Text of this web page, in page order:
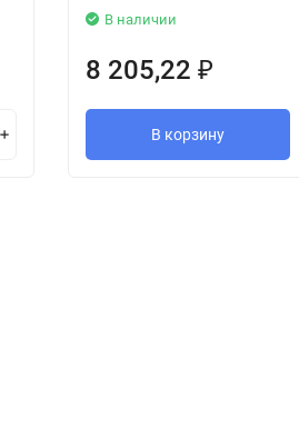
В наличии
8 205,22 ₽
В корзину